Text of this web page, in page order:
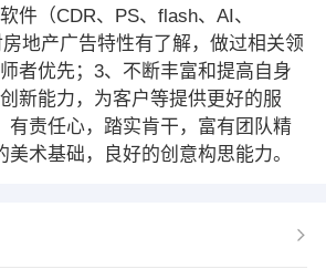
件（CDR、PS、flash、AI、
地产广告特性有了解，做过相关领
者优先；3、不断丰富和提高自身
新能力，为客户等提供更好的服
有责任心，踏实肯干，富有团队精
术基础，良好的创意构思能力。